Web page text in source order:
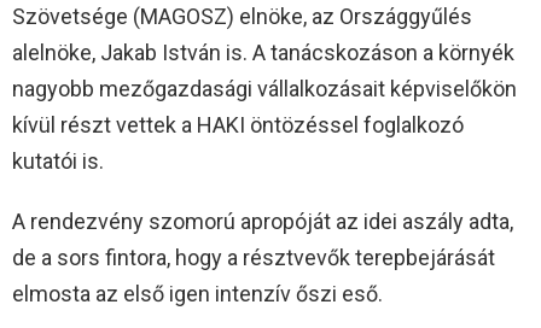
Szövetsége (MAGOSZ) elnöke, az Országgyűlés
alelnöke, Jakab István is. A tanácskozáson a környék
nagyobb mezőgazdasági vállalkozásait képviselőkön
kívül részt vettek a HAKI öntözéssel foglalkozó
kutatói is.
A rendezvény szomorú apropóját az idei aszály adta,
de a sors fintora, hogy a résztvevők terepbejárását
elmosta az első igen intenzív őszi eső.